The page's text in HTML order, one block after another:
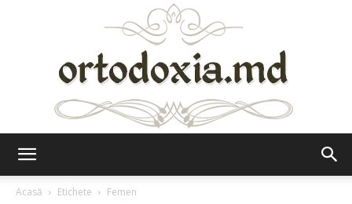
Acasă
Etichete Femen